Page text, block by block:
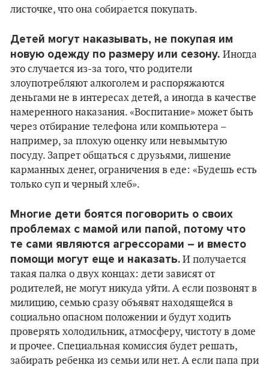
листочке, что она собирается покупать.
Детей могут наказывать, не покупая им
новую одежду по размеру или сезону. Иногда
это случается из-за того, что родители
злоупотребляют алкоголем и распоряжаются
деньгами не в интересах детей, а иногда в качестве
намеренного наказания. «Воспитание» может быть
через отбирание телефона или компьютера –
например, за плохую оценку или невымытую
посуду. Запрет общаться с друзьями, лишение
карманных денег, ограничения в еде: «Будешь есть
только суп и черный хлеб».
Многие дети боятся поговорить о своих
проблемах с мамой или папой, потому что
те сами являются агрессорами – и вместо
помощи могут еще и наказать. И получается
такая палка о двух концах: дети зависят от
родителей, не могут никуда уйти. А если позвонят в
милицию, семью сразу объявят находящейся в
социально опасном положении и будут ходить
проверять холодильник, атмосферу, чистоту в доме
и прочее. Специальная комиссия будет решать,
забирать ребенка из семьи или нет. А если папа при